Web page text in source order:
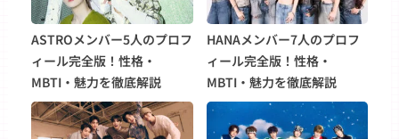
ASTROメンバー5人のプロフ
ィール完全版！性格・
MBTI・魅力を徹底解説
HANAメンバー7人のプロフ
ィール完全版！性格・
MBTI・魅力を徹底解説